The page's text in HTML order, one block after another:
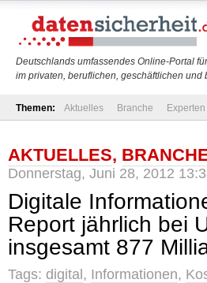
Deutschlands umfassendes Online-Portal
im privaten, beruflichen, geschäftlichen und
Themen: Aktuelles Branche Experten
AKTUELLES,
Donnerstag, Juni 28, 2012
Digitale
Report jährlich bei
insgesamt 877
Tags: digital , Informationen,